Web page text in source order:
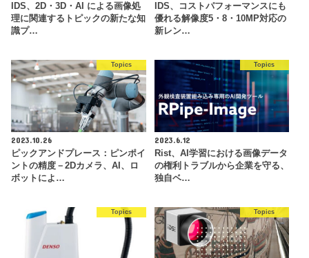
IDS、2D・3D・AI による画像処
理に関連するトピックの新たな知
識プ…
IDS、コストパフォーマンスにも
優れる解像度5・8・10MP対応の
新レン…
Topics
2023.10.26
ピックアンドプレース：ピンポイ
ントの精度－2Dカメラ、AI、ロ
ボットによ…
Topics
2023.6.12
Rist、AI学習における画像データ
の権利トラブルから企業を守る、
独自ベ…
Topics Topics